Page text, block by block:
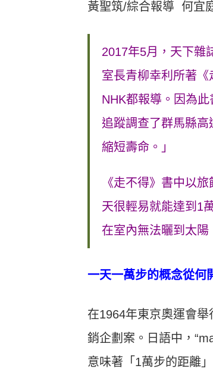
黃聖筑/綜合報導 何宜
2017年5月，天下雜
室長青柳幸利所著
NHK都報導。因為
追蹤調查了群馬縣
縮短壽命。」
《走不得》書中以
天很輕易就能達到1
在室內無法曬到太陽
一天一萬步的概念從何
在1964年東京奧運會
銷企劃案。日語中，
意味著「1萬步的距離